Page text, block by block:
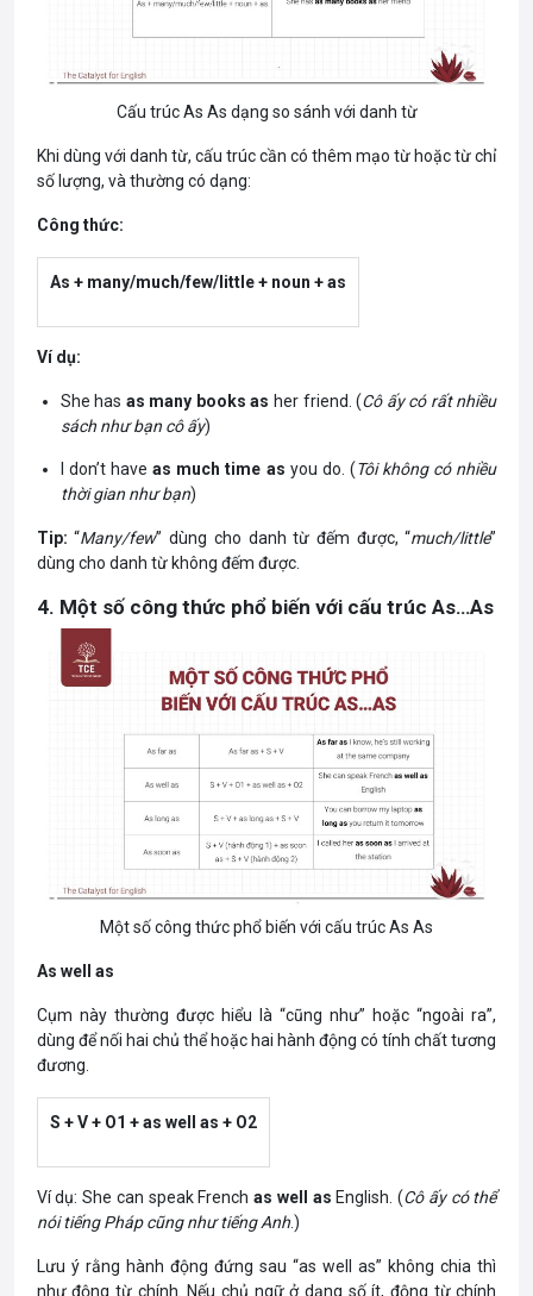
Cấu trúc As As dạng so sánh với danh từ
Khi dùng với danh từ, cấu trúc cần có thêm mạo từ hoặc từ chỉ
số lượng, và thường có dạng:
Công thức:
As + many/much/few/little + noun + as
Ví dụ:
She has as many books as her friend. (Cô ấy có rất nhiều
sách như bạn cô ấy)
I don’t have as much time as you do. (Tôi không có nhiều
thời gian như bạn)
Tip: “Many/few” dùng cho danh từ đếm được, “much/little”
dùng cho danh từ không đếm được.
4. Một số công thức phổ biến với cấu trúc As…As
Một số công thức phổ biến với cấu trúc As As
As well as
Cụm này thường được hiểu là “cũng như” hoặc “ngoài ra”,
dùng để nối hai chủ thể hoặc hai hành động có tính chất tương
đương.
S + V + O1 + as well as + O2
Ví dụ: She can speak Frenchas well as English. (Cô ấy có thể
nói tiếng Pháp cũng như tiếng Anh.)
Lưu ý rằng hành động đứng sau “as well as” không chia thì
như động từ chính. Nếu chủ ngữ ở dạng số ít, động từ chính